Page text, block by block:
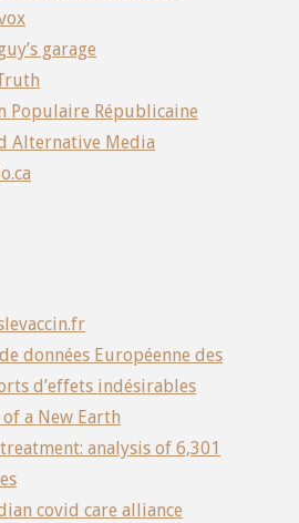
garage
Populaire Républicaine
Alternative Media
de données Européenne des
d’effets indésirables
a New Earth
analysis of 6,301
covid care alliance